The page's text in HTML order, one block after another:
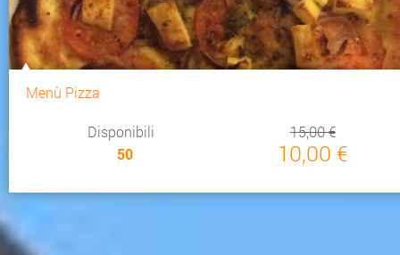
Menù Pizza
Disponibili
50
15,00 €
10,00 €